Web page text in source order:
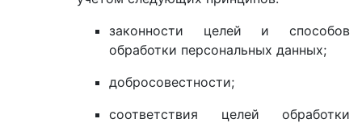
законности целей и способов
обработки персональных данных;
добросовестности;
соответствия целей обработки